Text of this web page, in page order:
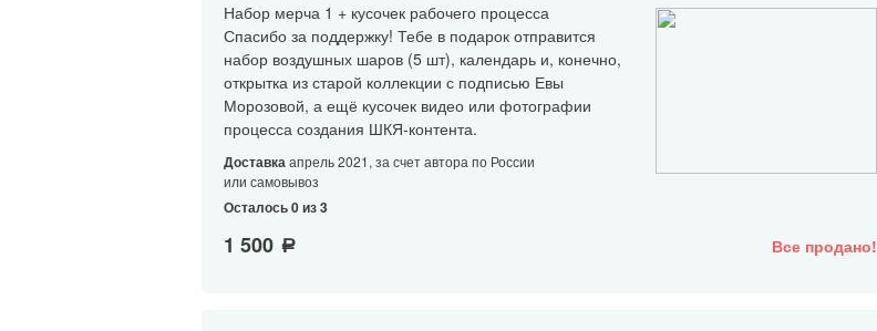
Набор мерча 1 + кусочек рабочего процесса
Спасибо за поддержку! Тебе в подарок отправится
набор воздушных шаров (5 шт), календарь и, конечно,
открытка из старой коллекции с подписью Евы
Морозовой, а ещё кусочек видео или фотографии
процесса создания ШКЯ-контента.
Доставкаапрель 2021, за счет автора по России
или самовывоз
Осталось 0 из 3
1 500 a Все продано!